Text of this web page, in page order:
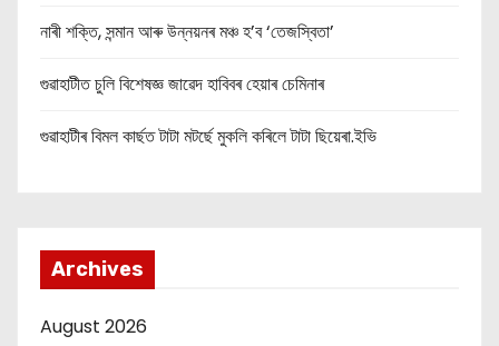
নাৰী শক্তি, সন্মান আৰু উন্নয়নৰ মঞ্চ হ’ব ‘তেজস্বিতা’
গুৱাহাটীত চুলি বিশেষজ্ঞ জাৱেদ হাবিবৰ হেয়াৰ চেমিনাৰ
গুৱাহাটীৰ বিমল কাৰ্ছত টাটা মটৰ্ছে মুকলি কৰিলে টাটা ছিয়েৰা.ইভি
Archives
August 2026